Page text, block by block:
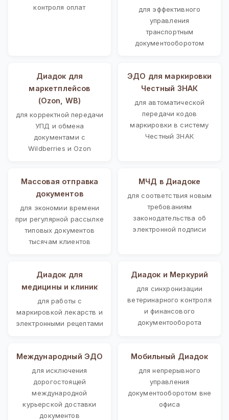
контроля оплат
для эффективного
управления
транспортным
документооборотом
Диадок для
маркетплейсов
(Ozon, WB)
для корректной передачи
УПД и обмена
документами с
Wildberries и Ozon
ЭДО для маркировки
Честный ЗНАК
для автоматической
передачи кодов
маркировки в систему
Честный ЗНАК
Массовая отправка
документов
для экономии времени
при регулярной рассылке
типовых документов
тысячам клиентов
МЧД в Диадоке
для соответствия новым
требованиям
законодательства об
электронной подписи
Диадок для
медицины и клиник
для работы с
маркировкой лекарств и
электронными рецептами
Диадок и Меркурий
для синхронизации
ветеринарного контроля
и финансового
документооборота
Международный ЭДО
для исключения
дорогостоящей
международной
курьерской доставки
документов
Мобильный Диадок
для непрерывного
управления
документооборотом вне
офиса